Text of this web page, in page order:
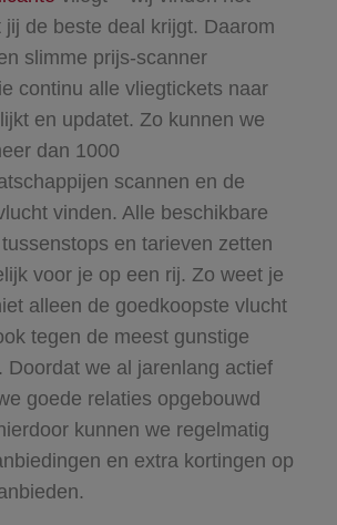
jij de beste deal krijgt. Daarom
slimme prijs-scanner
continu alle vliegtickets naar
en updatet. Zo kunnen we
dan 1000
scannen en de
vinden. Alle beschikbare
en tarieven zetten
voor je op een rij. Zo weet je
alleen de goedkoopste vlucht
tegen de meest gunstige
Doordat we al jarenlang actief
goede relaties opgebouwd
kunnen we regelmatig
en extra kortingen op